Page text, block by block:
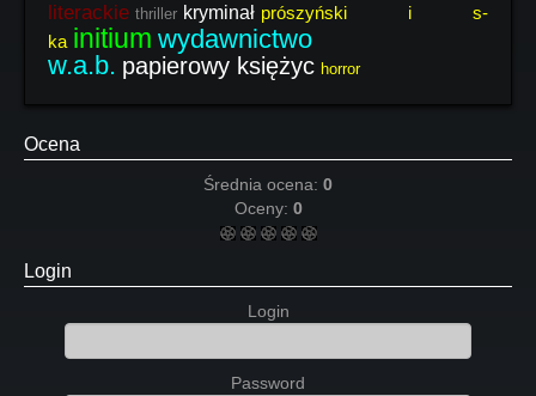
literackie thriller kryminał prószyński i s-
ka initium wydawnictwo
w.a.b. papierowy księżyc horror
Ocena
Średnia ocena: 0
Oceny: 0
Login
Login
Password